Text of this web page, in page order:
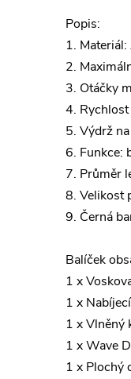
Popis:
1. Materiál:
2.
3. Otáčky
4.
5. Výdrž
6. Funkce:
7. Průměr
8. Velikost
9. Černá
Balíček
1 x
1 x
1 x Vlněný
1 x Wave
1 x Plochý